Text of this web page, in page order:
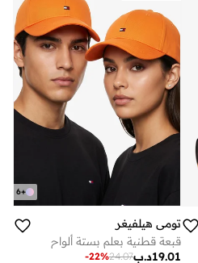
+
6
تومي هيلفيغر
قبعة قطنية بعلم بستة ألواح
د.ب19.01
24.07
-22%